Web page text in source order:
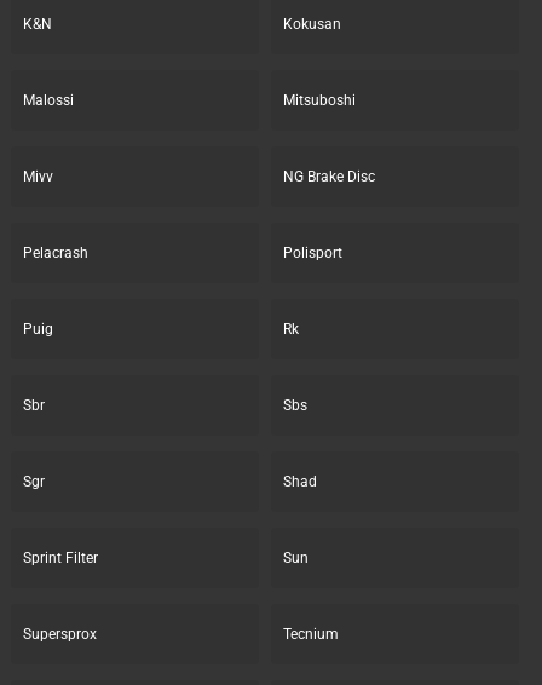
K&N Kokusan
Malossi Mitsuboshi
Mivv NG Brake Disc
Pelacrash Polisport
Puig Rk
Sbr Sbs
Sgr Shad
Sprint Filter Sun
Supersprox Tecnium